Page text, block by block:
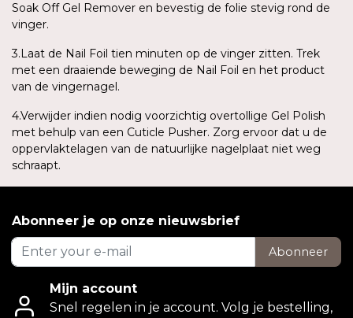
Soak Off Gel Remover en bevestig de folie stevig rond de
vinger.
3.Laat de Nail Foil tien minuten op de vinger zitten. Trek
met een draaiende beweging de Nail Foil en het product
van de vingernagel.
4.Verwijder indien nodig voorzichtig overtollige Gel Polish
met behulp van een Cuticle Pusher. Zorg ervoor dat u de
oppervlaktelagen van de natuurlijke nagelplaat niet weg
schraapt.
Abonneer je op onze nieuwsbrief
Abonneer
Mijn account
Snel regelen in je account. Volg je bestelling,